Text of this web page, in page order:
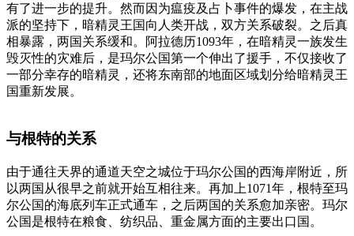
有了进一步的提升。然而因为瘟疫及占卜事件的爆发，在主战
派的坚持下，暗精灵王国向人类开战，双方关系破裂。之后真
相暴露，两国关系缓和。阿拉德历1093年，在暗精灵一族发生
毁灭性的灾难后，是玛尔公国第一个伸出了援手，不仅接收了
一部分幸存的暗精灵，还将东南部的地面区域划分给暗精灵王
国重新发展。
与根特的关系
由于通往天界的通道天空之城位于玛尔公国的西海岸附近，所
以两国从很早之前就开始互相往来。再加上1071年，根特至玛
尔公国的海底列车正式通车，之后两国的关系愈加亲密。玛尔
公国是根特在粮食、纺织品、重金属方面的主要出口国。